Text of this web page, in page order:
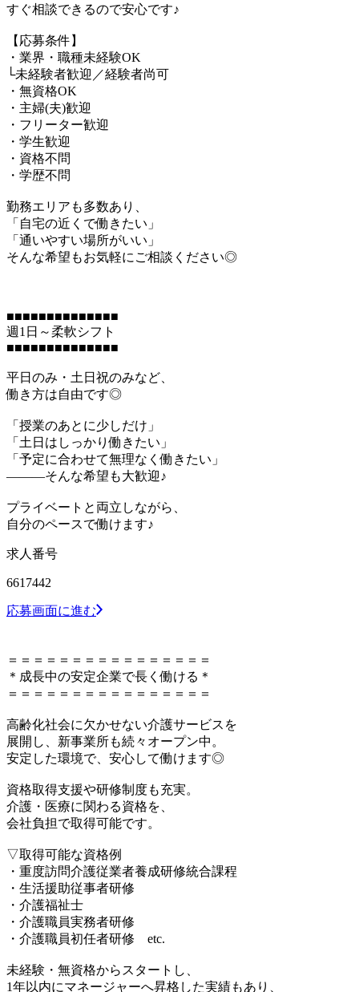
すぐ相談できるので安心です♪
【応募条件】
・業界・職種未経験OK
└未経験者歓迎／経験者尚可
・無資格OK
・主婦(夫)歓迎
・フリーター歓迎
・学生歓迎
・資格不問
・学歴不問
勤務エリアも多数あり、
「自宅の近くで働きたい」
「通いやすい場所がいい」
そんな希望もお気軽にご相談ください◎
■■■■■■■■■■■■■■
週1日～柔軟シフト
■■■■■■■■■■■■■■
平日のみ・土日祝のみなど、
働き方は自由です◎
「授業のあとに少しだけ」
「土日はしっかり働きたい」
「予定に合わせて無理なく働きたい」
―――そんな希望も大歓迎♪
プライベートと両立しながら、
自分のペースで働けます♪
求人番号
6617442
応募画面に進む
＝＝＝＝＝＝＝＝＝＝＝＝＝＝＝＝
＊成長中の安定企業で長く働ける＊
＝＝＝＝＝＝＝＝＝＝＝＝＝＝＝＝
高齢化社会に欠かせない介護サービスを
展開し、新事業所も続々オープン中。
安定した環境で、安心して働けます◎
資格取得支援や研修制度も充実。
介護・医療に関わる資格を、
会社負担で取得可能です。
▽取得可能な資格例
・重度訪問介護従業者養成研修統合課程
・生活援助従事者研修
・介護福祉士
・介護職員実務者研修
・介護職員初任者研修 etc.
未経験・無資格からスタートし、
1年以内にマネージャーへ昇格した実績もあり、